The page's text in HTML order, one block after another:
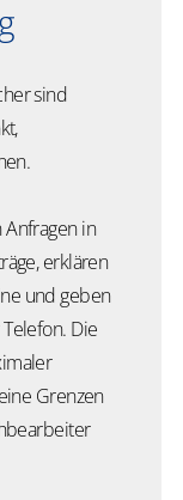
sind
in
erklären
und geben
Die
Grenzen